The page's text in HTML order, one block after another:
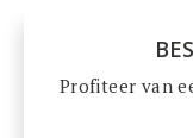
Profiteer van